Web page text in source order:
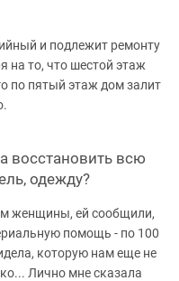
и подлежит ремонту
на то, что шестой этаж
по пятый этаж дом залит
восстановить всю
одежду?
женщины, ей сообщили,
помощь - по 100
которую нам еще не
Лично мне сказала